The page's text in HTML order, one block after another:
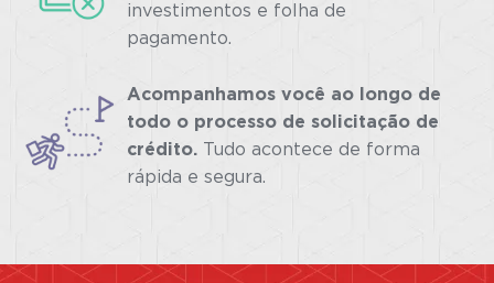
investimentos e folha de
pagamento.
Acompanhamos você ao longo de
todo o processo de solicitação de
crédito. Tudo acontece de forma
rápida e segura.